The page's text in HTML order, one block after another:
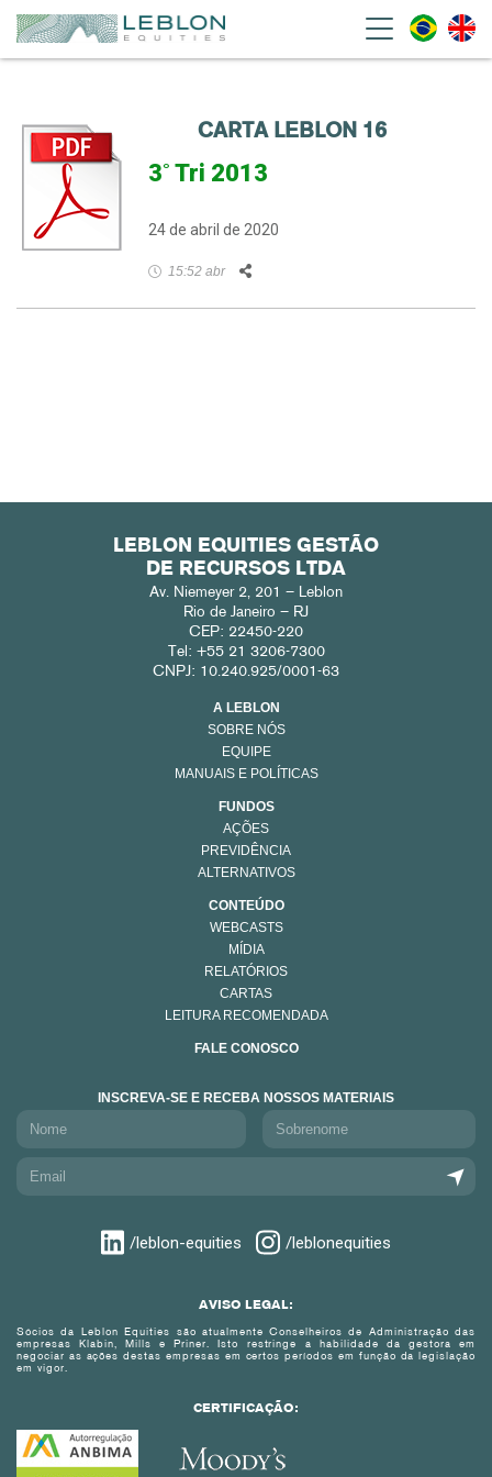
CARTA LEBLON 16
3˚ Tri 2013
24 de abril de 2020
15:52 abr
LEBLON EQUITIES GESTÃO
DE RECURSOS LTDA
Av. Niemeyer 2, 201 – Leblon
Rio de Janeiro – RJ
CEP: 22450-220
Tel: +55 21 3206-7300
CNPJ: 10.240.925/0001-63
A LEBLON
SOBRE NÓS
EQUIPE
MANUAIS E POLÍTICAS
FUNDOS
AÇÕES
PREVIDÊNCIA
ALTERNATIVOS
CONTEÚDO
WEBCASTS
MÍDIA
RELATÓRIOS
CARTAS
LEITURA RECOMENDADA
FALE CONOSCO
INSCREVA-SE E RECEBA NOSSOS MATERIAIS
/leblon-equities /leblonequities
AVISO LEGAL:
Sócios da Leblon Equities são atualmente Conselheiros de Administração das
empresas Klabin, Mills e Priner. Isto restringe a habilidade da gestora em
negociar as ações destas empresas em certos períodos em função da legislação
em vigor.
CERTIFICAÇÃO: